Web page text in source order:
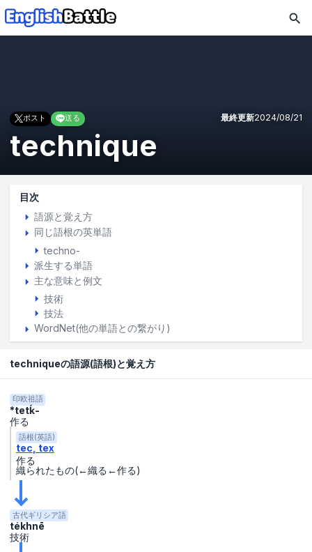
ポスト 送る 最終更新2024/08/21
technique
目次
語源と覚え方
同じ語根の英単語
techno-
派生する単語
主な意味と例文
技術
技法
WordNet(他の単語との繋がり)
techniqueの語源(語根)と覚え方
印欧祖語
*tetḱ-
作る
語根(英語)
tec tex
作る
織られたもの(←織る←作る)
古代ギリシア語
tékhnē
技術